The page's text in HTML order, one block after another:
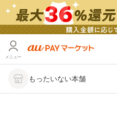
メニュー
もったいない本舗